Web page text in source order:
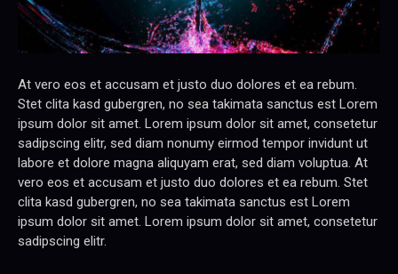
At vero eos et accusam et justo duo dolores et ea rebum.
Stet clita kasd gubergren, no sea takimata sanctus est Lorem
ipsum dolor sit amet. Lorem ipsum dolor sit amet, consetetur
sadipscing elitr, sed diam nonumy eirmod tempor invidunt ut
labore et dolore magna aliquyam erat, sed diam voluptua. At
vero eos et accusam et justo duo dolores et ea rebum. Stet
clita kasd gubergren, no sea takimata sanctus est Lorem
ipsum dolor sit amet. Lorem ipsum dolor sit amet, consetetur
sadipscing elitr.